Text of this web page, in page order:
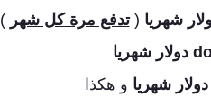
(تدفع مرة كل شهر )
و هكذا